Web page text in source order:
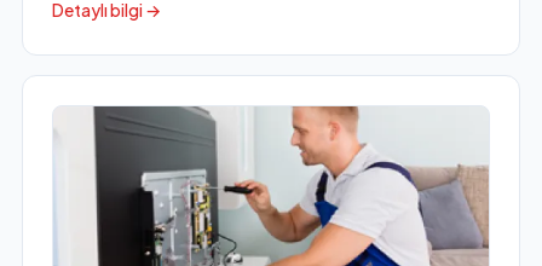
Detaylı bilgi →